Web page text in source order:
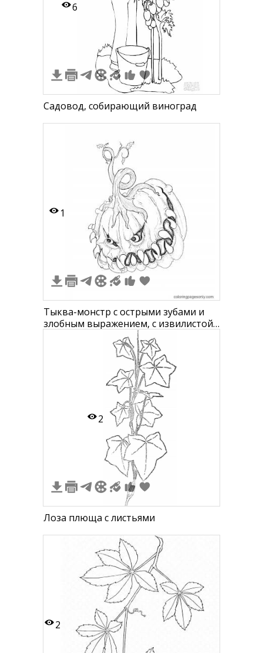
6
Садовод, собирающий виноград
1
Тыква-монстр с острыми зубами и
злобным выражением, с извилистой
лозой и листьями на верхушке
2
Лоза плюща с листьями
2